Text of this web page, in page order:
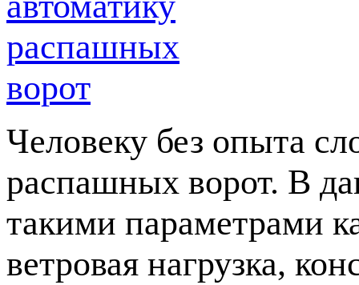
Человеку без опыта
распашных ворот. В
такими параметрами
ветровая нагрузка,